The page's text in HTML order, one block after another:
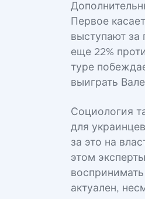
Первое
выступают за
еще 22%
туре
выиграть
Социология
для
за это на
этом
актуален,